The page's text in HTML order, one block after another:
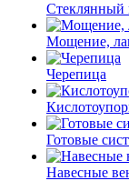
Cтеклянный
Мощение,
Черепица
Готовые
Навесные